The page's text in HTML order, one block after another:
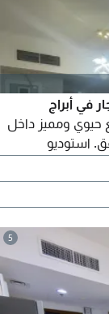
في أبراج
حيوي ومميز داخل
استوديو
موقع مميز
وقريب من جميع الخدمات الإيجار السنوي 25000 درهم الدفع على 4
5